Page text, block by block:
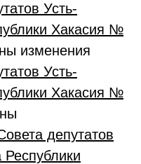
Усть-
Хакасия №
изменения
Усть-
Хакасия №
депутатов
Республики